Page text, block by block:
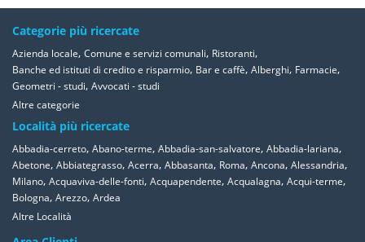
Categorie più ricercate
Azienda locale, Comune e servizi comunali, Ristoranti,
Banche ed istituti di credito e risparmio, Bar e caffè, Alberghi, Farmacie,
Geometri - studi, Avvocati - studi
Altre categorie
Località più ricercate
Abbadia-cerreto, Abano-terme, Abbadia-san-salvatore, Abbadia-lariana,
Abetone, Abbiategrasso, Acerra, Abbasanta, Roma, Ancona, Alessandria,
Milano, Acquaviva-delle-fonti, Acquapendente, Acqualagna, Acqui-terme,
Bologna, Arezzo, Ardea
Altre Località